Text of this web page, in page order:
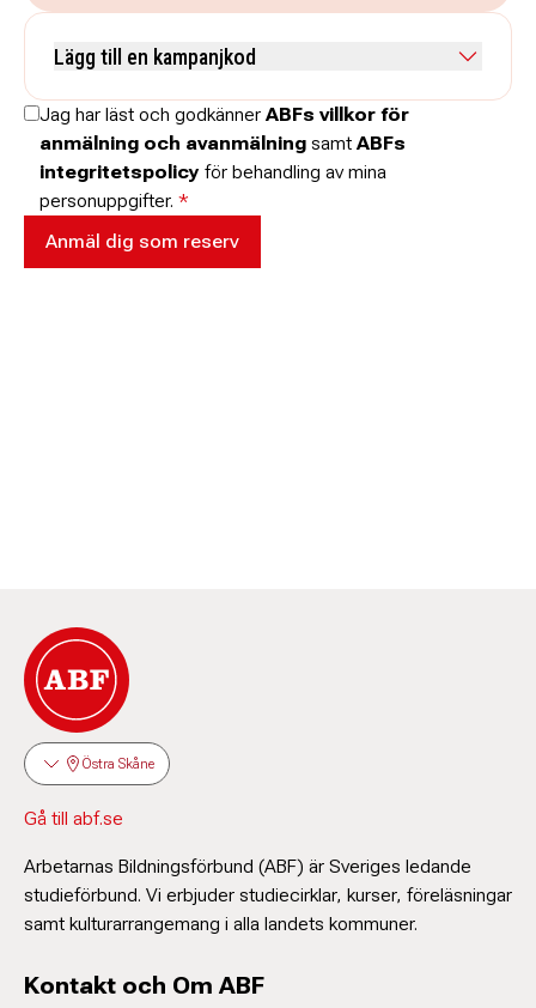
Lägg till en kampanjkod
Skriv koden utan mellanslag och skriv stora och små bokstäver när
de anges.
Jag har läst och godkänner ABFs villkor för
anmälning och avanmälning samt ABFs
integritetspolicy för behandling av mina
personuppgifter. *
Östra Skåne
Gå till abf.se
Arbetarnas Bildningsförbund (ABF) är Sveriges ledande
studieförbund. Vi erbjuder studiecirklar, kurser, föreläsningar
samt kulturarrangemang i alla landets kommuner.
Kontakt och Om ABF